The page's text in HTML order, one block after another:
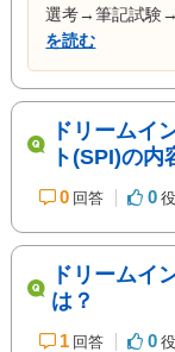
選考→筆記試験→
を読む
ドリームイ
ト(SPI)の
0 回答 0
ドリームイ
は？
1 回答 0